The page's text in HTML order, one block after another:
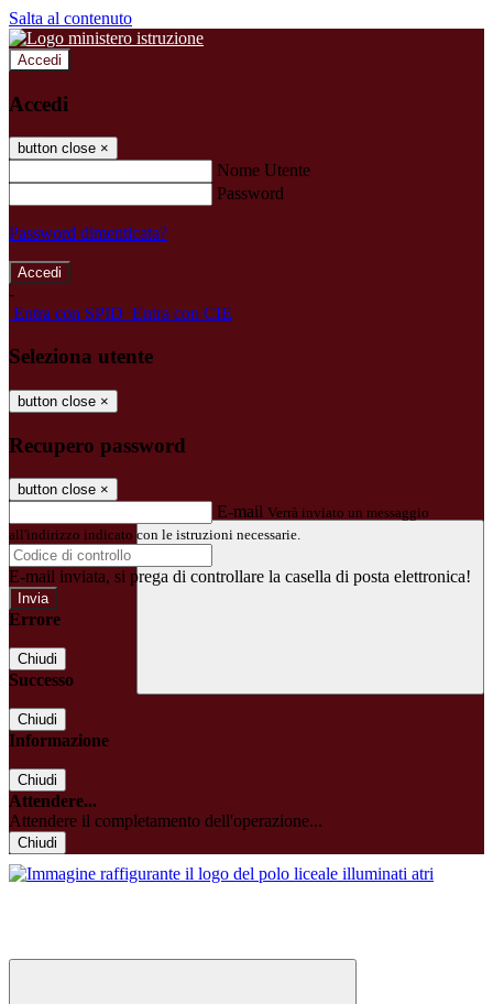
Salta al contenuto
Accedi
Accedi
button close ×
Nome Utente
Password
Password dimenticata?
-
Entra con SPID Entra con CIE
Seleziona utente
button close ×
Recupero password
button close ×
E-mail Verrà inviato un messaggio
all'indirizzo indicato con le istruzioni necessarie.
E-mail inviata, si prega di controllare la casella di posta elettronica!
Errore
Chiudi
Successo
Chiudi
Informazione
Chiudi
Attendere...
Attendere il completamento dell'operazione...
Chiudi